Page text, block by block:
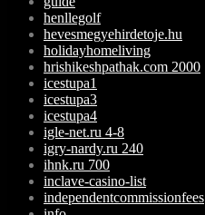
henllegolf
hevesmegyehirdetoje.hu
holidayhomeliving
hrishikeshpathak.com 2000
icestupa1
icestupa3
icestupa4
igle-net.ru 4-8
igry-nardy.ru 240
ihnk.ru 700
inclave-casino-list
independentcommissionfees